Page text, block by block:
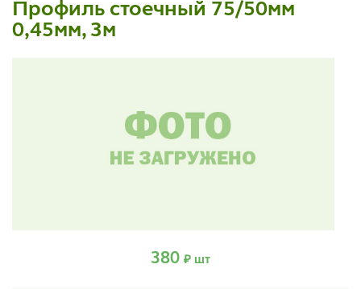
Профиль стоечный 75/50мм
0,45мм, 3м
380 ₽ шт